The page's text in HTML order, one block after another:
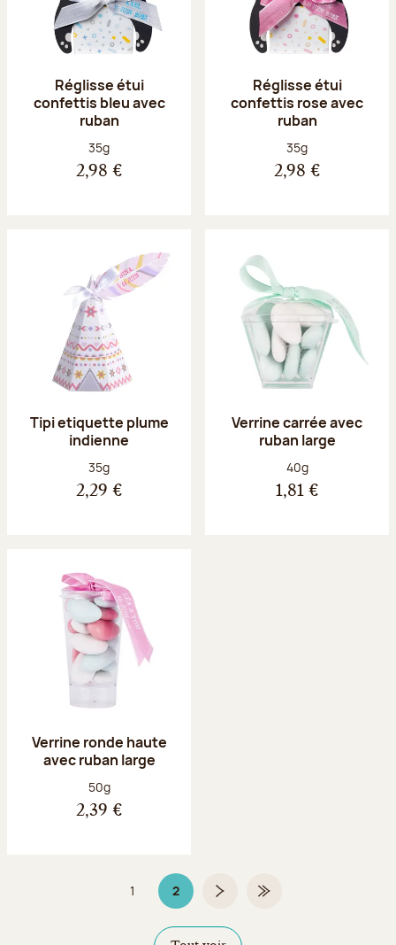
Réglisse étui
confettis bleu avec
ruban
Poids net :
35g
2,98 €
Réglisse étui
confettis rose avec
ruban
Poids net :
35g
2,98 €
Tipi etiquette plume
indienne
Poids net :
35g
2,29 €
Verrine carrée avec
ruban large
Poids net :
40g
1,81 €
Verrine ronde haute
avec ruban large
Poids net :
50g
2,39 €
Page
1 2Page 2 sur 2Page suivanteDernière page